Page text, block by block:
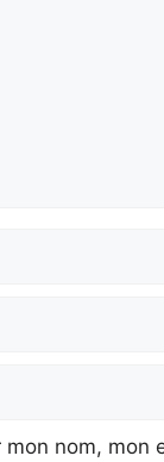
mon nom, mon